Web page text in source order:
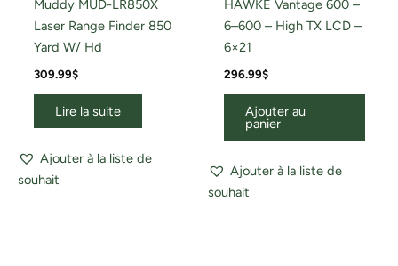
Muddy MUD-LR850X
Laser Range Finder 850
Yard W/ Hd
309.99$
Lire la suite
Ajouter à la liste de
souhait
HAWKE Vantage 600 –
6–600 – High TX LCD –
6×21
296.99$
Ajouter au
panier
Ajouter à la liste de
souhait